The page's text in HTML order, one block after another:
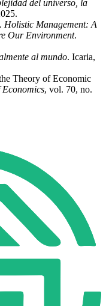
del universo, la
Holistic Management: A
Our Environment.
al mundo. Icaria,
Theory of Economic
, vol. 70, no.